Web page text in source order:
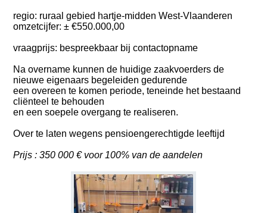
regio: ruraal gebied hartje-midden West-Vlaanderen
omzetcijfer: ± €550.000,00
vraagprijs: bespreekbaar bij contactopname
Na overname kunnen de huidige zaakvoerders de
nieuwe eigenaars begeleiden gedurende
een overeen te komen periode, teneinde het bestaand
cliënteel te behouden
en een soepele overgang te realiseren.
Over te laten wegens pensioengerechtigde leeftijd
Prijs : 350 000 € voor 100% van de aandelen